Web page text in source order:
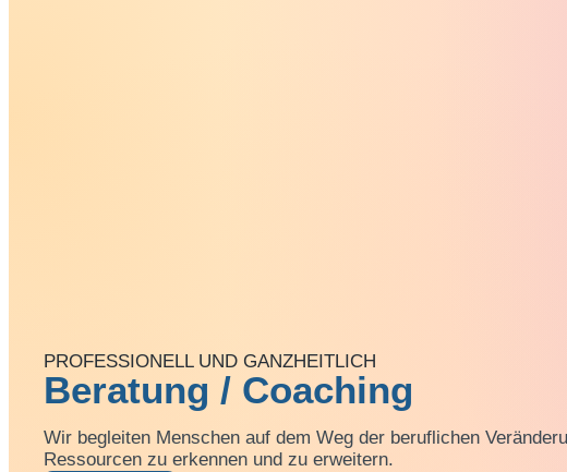
PROFESSIONELL UND GANZHEITLICH
Beratung / Coaching
Wir begleiten Menschen auf dem Weg der beruflichen
Ressourcen zu erkennen und zu erweitern.